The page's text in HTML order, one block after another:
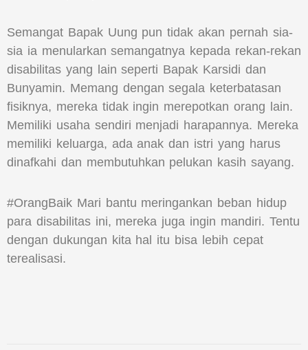
Semangat Bapak Uung pun tidak akan pernah sia-
sia ia menularkan semangatnya kepada rekan-rekan
disabilitas yang lain seperti Bapak Karsidi dan
Bunyamin. Memang dengan segala keterbatasan
fisiknya, mereka tidak ingin merepotkan orang lain.
Memiliki usaha sendiri menjadi harapannya. Mereka
memiliki keluarga, ada anak dan istri yang harus
dinafkahi dan membutuhkan pelukan kasih sayang.
#OrangBaik Mari bantu meringankan beban hidup
para disabilitas ini, mereka juga ingin mandiri. Tentu
dengan dukungan kita hal itu bisa lebih cepat
terealisasi.